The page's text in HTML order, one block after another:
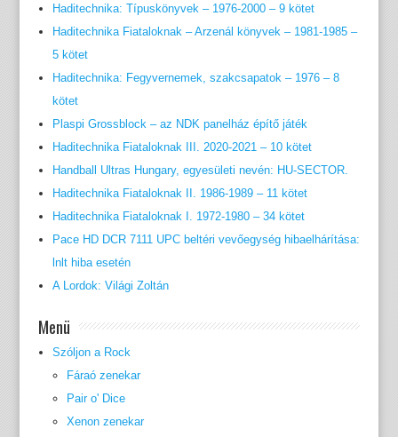
Haditechnika: Típuskönyvek – 1976-2000 – 9 kötet
Haditechnika Fiataloknak – Arzenál könyvek – 1981-1985 –
5 kötet
Haditechnika: Fegyvernemek, szakcsapatok – 1976 – 8
kötet
Plaspi Grossblock – az NDK panelház építő játék
Haditechnika Fiataloknak III. 2020-2021 – 10 kötet
Handball Ultras Hungary, egyesületi nevén: HU-SECTOR.
Haditechnika Fiataloknak II. 1986-1989 – 11 kötet
Haditechnika Fiataloknak I. 1972-1980 – 34 kötet
Pace HD DCR 7111 UPC beltéri vevőegység hibaelhárítása:
lnlt hiba esetén
A Lordok: Világi Zoltán
Menü
Szóljon a Rock
Fáraó zenekar
Pair o' Dice
Xenon zenekar